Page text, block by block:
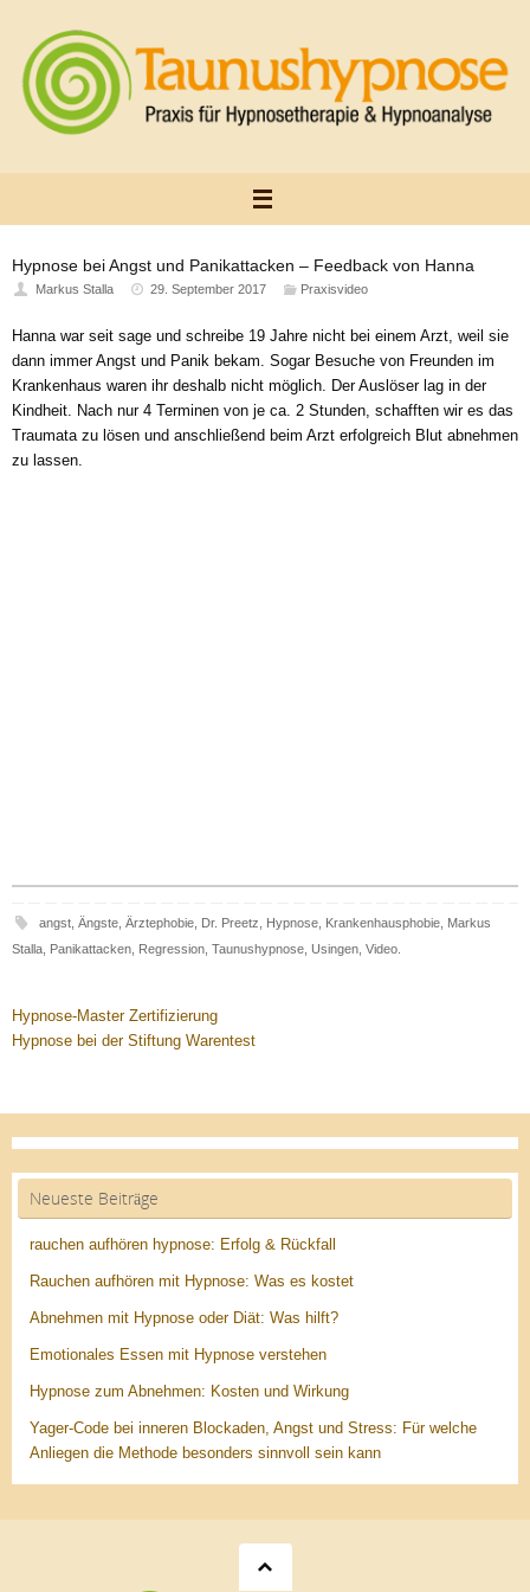
springen
Hypnose bei Angst und Panikattacken – Feedback von Hanna
Markus Stalla 29. September 2017 Praxisvideo
Hanna war seit sage und schreibe 19 Jahre nicht bei einem Arzt, weil sie
dann immer Angst und Panik bekam. Sogar Besuche von Freunden im
Krankenhaus waren ihr deshalb nicht möglich. Der Auslöser lag in der
Kindheit. Nach nur 4 Terminen von je ca. 2 Stunden, schafften wir es das
Traumata zu lösen und anschließend beim Arzt erfolgreich Blut abnehmen
zu lassen.
angst, Ängste, Ärztephobie, Dr. Preetz Hypnose, Krankenhausphobie, Markus
Stalla Panikattacken Regression Taunushypnose Usingen Video
Hypnose-Master Zertifizierung
Hypnose bei der Stiftung Warentest
Neueste Beiträge
rauchen aufhören hypnose: Erfolg & Rückfall
Rauchen aufhören mit Hypnose: Was es kostet
Abnehmen mit Hypnose oder Diät: Was hilft?
Emotionales Essen mit Hypnose verstehen
Hypnose zum Abnehmen: Kosten und Wirkung
Yager-Code bei inneren Blockaden, Angst und Stress: Für welche
Anliegen die Methode besonders sinnvoll sein kann